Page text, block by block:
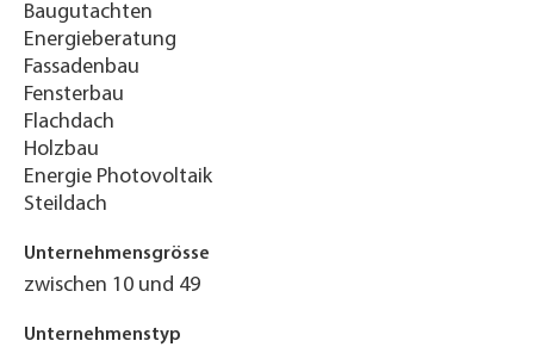
Baugutachten
Energieberatung
Fassadenbau
Fensterbau
Flachdach
Holzbau
Energie Photovoltaik
Steildach
Unternehmensgrösse
zwischen 10 und 49
Unternehmenstyp